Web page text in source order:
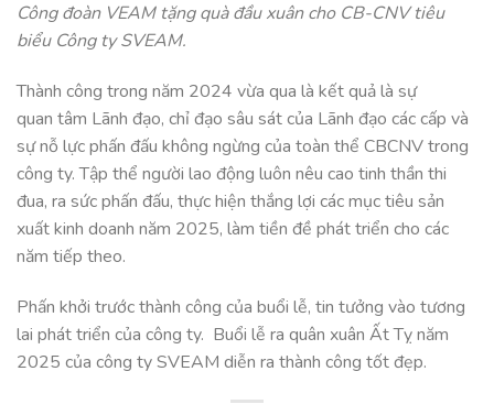
Công đoàn VEAM tặng quà đầu xuân cho CB-CNV tiêu
biểu Công ty SVEAM.
Thành công trong năm 2024 vừa qua là kết quả là sự
quan tâm Lãnh đạo, chỉ đạo sâu sát của Lãnh đạo các cấp và
sự nỗ lực phấn đấu không ngừng của toàn thể CBCNV trong
công ty. Tập thể người lao động luôn nêu cao tinh thần thi
đua, ra sức phấn đấu, thực hiện thắng lợi các mục tiêu sản
xuất kinh doanh năm 2025, làm tiền đề phát triển cho các
năm tiếp theo.
Phấn khởi trước thành công của buổi lễ, tin tưởng vào tương
lai phát triển của công ty. Buổi lễ ra quân xuân Ất Tỵ năm
2025 của công ty SVEAM diễn ra thành công tốt đẹp.